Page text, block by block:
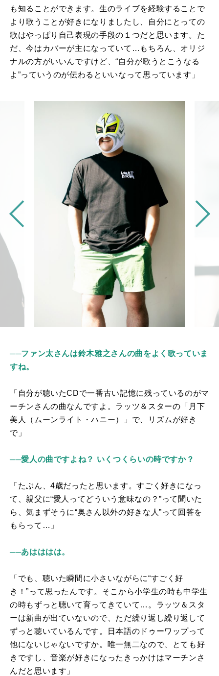
も知ることができます。生のライブを経験することで
より歌うことが好きになりましたし、自分にとっての
歌はやっぱり自己表現の手段の１つだと思います。た
だ、今はカバーが主になっていて…もちろん、オリジ
ナルの方がいいんですけど、“自分が歌うとこうなる
よ”っていうのが伝わるといいなって思っています」
──ファン太さんは鈴木雅之さんの曲をよく歌っていま
すね。
「自分が聴いたCDで一番古い記憶に残っているのがマ
ーチンさんの曲なんですよ。ラッツ＆スターの「月下
美人（ムーンライト・ハニー）」で、リズムが好き
で」
──愛人の曲ですよね？ いくつくらいの時ですか？
「たぶん、4歳だったと思います。すごく好きになっ
て、親父に“愛人ってどういう意味なの？”って聞いた
ら、気まずそうに“奥さん以外の好きな人”って回答を
もらって…」
──あはははは。
「でも、聴いた瞬間に小さいながらに“すごく好
き！”って思ったんです。そこから小学生の時も中学生
の時もずっと聴いて育ってきていて…。ラッツ＆スタ
ーは新曲が出ていないので、ただ繰り返し繰り返して
ずっと聴いているんです。日本語のドゥーワップって
他にないじゃないですか。唯一無二なので、とても好
きですし、音楽が好きになったきっかけはマーチンさ
んだと思います」